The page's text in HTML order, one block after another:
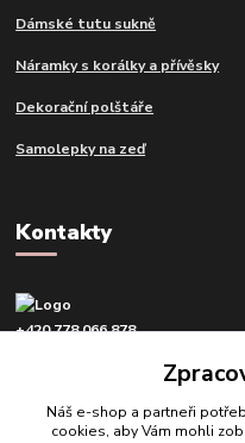
Dámské tutu sukně
Náramky s korálky a přívěsky
Dekorační polštáře
Samolepky na zeď
Kontakty
+420 778 066 878
Náš e-shop a partneři
cookies, aby Vám mohli